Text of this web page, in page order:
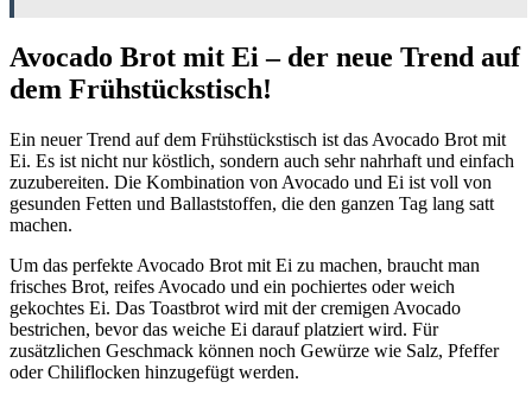
Avocado Brot mit Ei – der neue Trend auf
dem Frühstückstisch!
Ein neuer Trend auf dem Frühstückstisch ist das Avocado Brot mit
Ei. Es ist nicht nur köstlich, sondern auch sehr nahrhaft und einfach
zuzubereiten. Die Kombination von Avocado und Ei ist voll von
gesunden Fetten und Ballaststoffen, die den ganzen Tag lang satt
machen.
Um das perfekte Avocado Brot mit Ei zu machen, braucht man
frisches Brot, reifes Avocado und ein pochiertes oder weich
gekochtes Ei. Das Toastbrot wird mit der cremigen Avocado
bestrichen, bevor das weiche Ei darauf platziert wird. Für
zusätzlichen Geschmack können noch Gewürze wie Salz, Pfeffer
oder Chiliflocken hinzugefügt werden.